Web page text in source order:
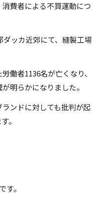
費者による不買運動につ
ッカ近郊にて、縫製工場
働者1136名が亡くなり、
明らかになりました。
ンドに対しても批判が起
。
す。